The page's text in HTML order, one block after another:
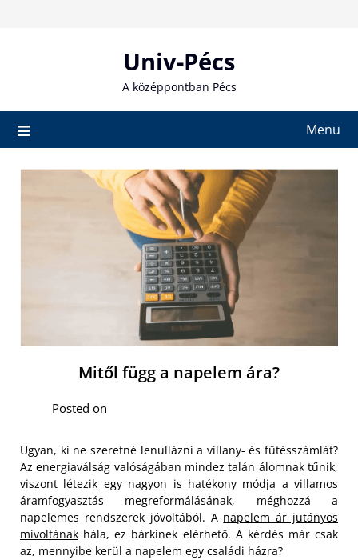
Univ-Pécs
A középpontban Pécs
Menu
Mitől függ a napelem ára?
Posted on
Ugyan, ki ne szeretné lenullázni a villany- és fűtésszámlát?
Az energiaválság valóságában mindez talán álomnak tűnik,
viszont létezik egy nagyon is hatékony módja a villamos
áramfogyasztás megreformálásának, méghozzá a
napelemes rendszerek jóvoltából. A napelem ár jutányos
mivoltának hála, ez bárkinek elérhető. A kérdés már csak
az, mennyibe kerül a napelem egy családi házra?